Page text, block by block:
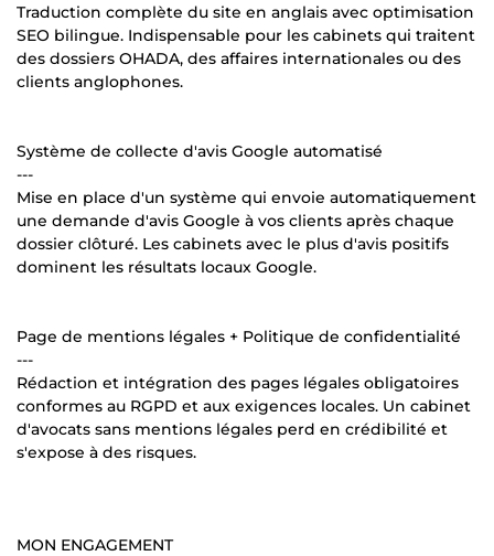
Traduction complète du site en anglais avec optimisation
SEO bilingue. Indispensable pour les cabinets qui traitent
des dossiers OHADA, des affaires internationales ou des
clients anglophones.
Système de collecte d'avis Google automatisé
---
Mise en place d'un système qui envoie automatiquement
une demande d'avis Google à vos clients après chaque
dossier clôturé. Les cabinets avec le plus d'avis positifs
dominent les résultats locaux Google.
Page de mentions légales + Politique de confidentialité
---
Rédaction et intégration des pages légales obligatoires
conformes au RGPD et aux exigences locales. Un cabinet
d'avocats sans mentions légales perd en crédibilité et
s'expose à des risques.
MON ENGAGEMENT